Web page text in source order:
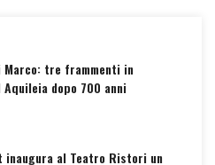
Marco: tre frammenti in
dopo 700 anni
al Teatro Ristori un